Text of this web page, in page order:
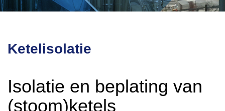
Ketelisolatie
Isolatie en beplating van
(stoom)ketels